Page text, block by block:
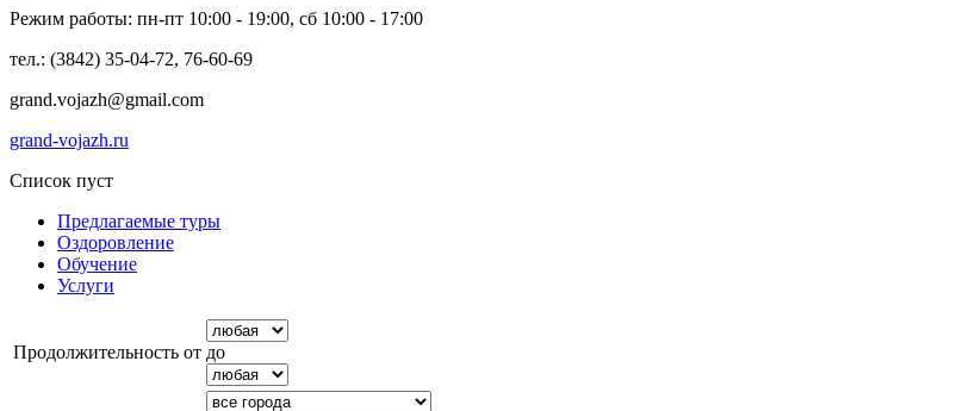
Режим работы: пн-пт 10:00 - 19:00, сб 10:00 - 17:00
тел.: (3842) 35-04-72, 76-60-69
grand.vojazh@gmail.com
grand-vojazh.ru
Список пуст
Предлагаемые туры
Оздоровление
Обучение
Услуги
Продолжительность от до